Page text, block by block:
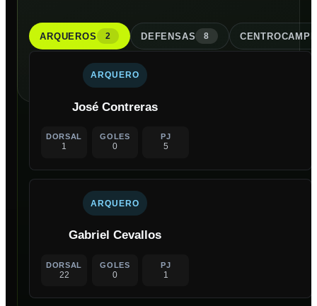
ARQUEROS 2 DEFENSAS 8
ARQUERO
José Contreras
DORSAL
1
GOLES
0
PJ
5
ARQUERO
Gabriel Cevallos
DORSAL
22
GOLES
0
PJ
1